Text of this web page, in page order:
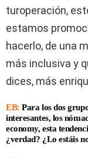
turoperación,
estamos
hacerlo, de una
más inclusiva y
dices, más
EB: Para los dos
interesantes, los
economy, esta
¿verdad? ¿Lo estáis